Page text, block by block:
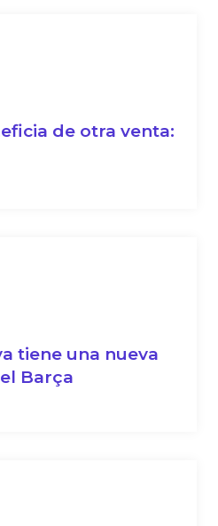
de otra venta:
tiene una nueva
Barça